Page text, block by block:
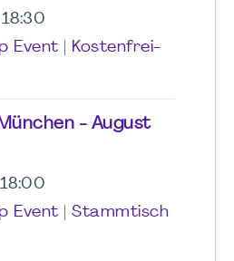
Event
Kostenfrei-
- August
Event
Stammtisch